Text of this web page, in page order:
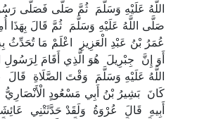
اللَّهُ عَلَيْهِ وَسَلَّمَ ‏ ‏ثُمَّ صَلَّى فَصَلَّى
‏صَلَّى اللَّهُ عَلَيْهِ وَسَلَّمَ ‏ ‏ثُمَّ قَالَ بِهَذَا
‏عُمَرُ بْنُ عَبْدِ الْعَزِيزِ ‏ ‏اعْلَمْ مَا تُحَدِّثُ
‏أَوَ إِنَّ ‏ ‏جِبْرِيلَ ‏ ‏هُوَ الَّذِي أَقَامَ لِرَسُولِ
اللَّهُ عَلَيْهِ وَسَلَّمَ ‏ ‏وَقْتَ الصَّلَاةِ ‏ ‏قَالَ
كَانَ ‏ ‏بَشِيرُ بْنُ أَبِي مَسْعُودٍ
‏أَبِيهِ ‏ ‏قَالَ ‏ ‏عُرْوَةُ ‏ ‏وَلَقَدْ حَدَّثَتْنِي